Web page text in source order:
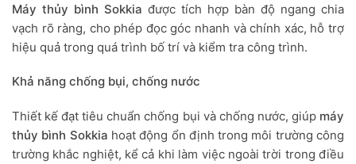
Máy thủy bình Sokkia được tích hợp bàn độ ngang chia
vạch rõ ràng, cho phép đọc góc nhanh và chính xác, hỗ trợ
hiệu quả trong quá trình bố trí và kiểm tra công trình.
Khả năng chống bụi, chống nước
Thiết kế đạt tiêu chuẩn chống bụi và chống nước, giúp máy
thủy bình Sokkia hoạt động ổn định trong môi trường công
trường khắc nghiệt, kể cả khi làm việc ngoài trời trong điều